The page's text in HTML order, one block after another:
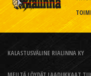
KALASTUSVÄLINE RIALINNA KY